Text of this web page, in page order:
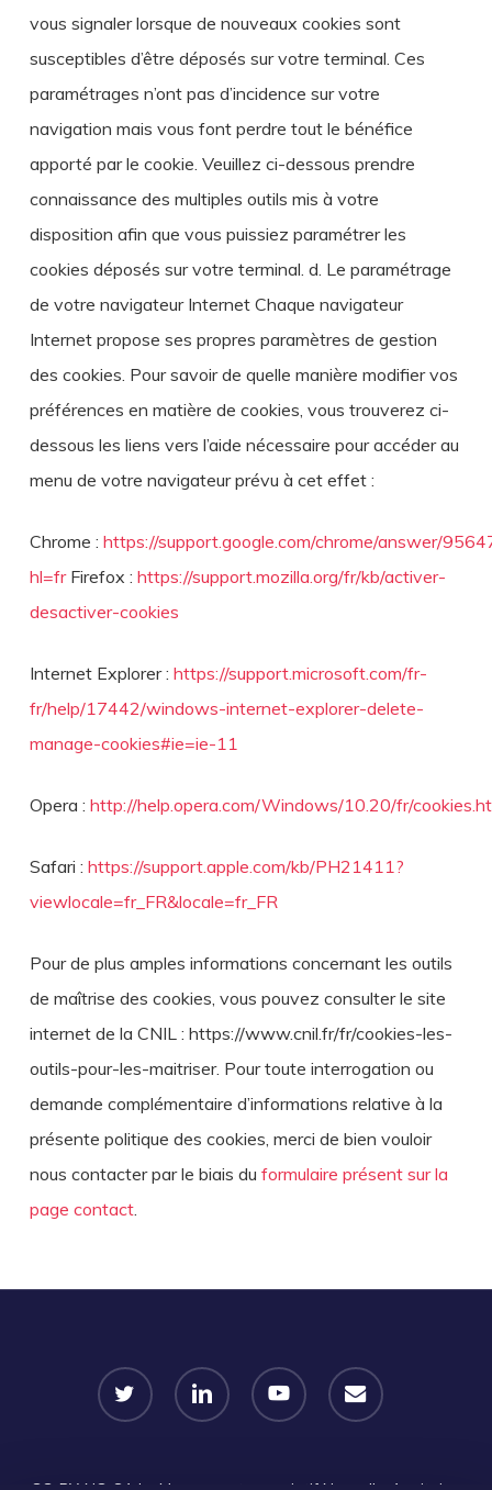
vous signaler lorsque de nouveaux cookies sont
susceptibles d’être déposés sur votre terminal. Ces
paramétrages n’ont pas d’incidence sur votre
navigation mais vous font perdre tout le bénéfice
apporté par le cookie. Veuillez ci-dessous prendre
connaissance des multiples outils mis à votre
disposition afin que vous puissiez paramétrer les
cookies déposés sur votre terminal. d. Le paramétrage
de votre navigateur Internet Chaque navigateur
Internet propose ses propres paramètres de gestion
des cookies. Pour savoir de quelle manière modifier vos
préférences en matière de cookies, vous trouverez ci-
dessous les liens vers l’aide nécessaire pour accéder au
menu de votre navigateur prévu à cet effet :
Chrome : https://support.google.com/chrome/answer/
hl=frFirefox : https://support.mozilla.org/fr/kb/activer-
desactiver-cookies
Internet Explorer : https://support.microsoft.com/fr-
fr/help/17442/windows-internet-explorer-delete-
manage-cookies#ie=ie-11
Opera : http://help.opera.com/Windows/10.20/fr/
Safari : https://support.apple.com/kb/PH21411?
viewlocale=fr_FR&locale=fr_FR
Pour de plus amples informations concernant les outils
de maîtrise des cookies, vous pouvez consulter le site
internet de la CNIL : https://www.cnil.fr/fr/cookies-les-
outils-pour-les-maitriser. Pour toute interrogation ou
demande complémentaire d’informations relative à la
présente politique des cookies, merci de bien vouloir
nous contacter par le biais du formulaire présent sur la
page contact.
twitter linkedin youtube email